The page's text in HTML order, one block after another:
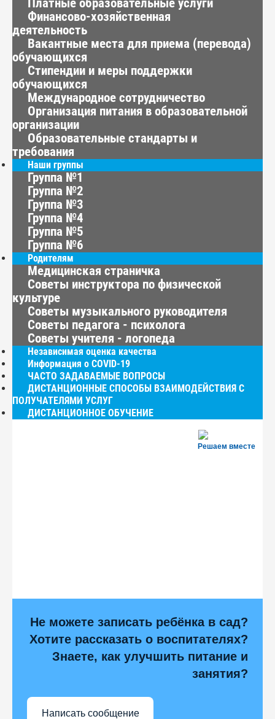
Платные образовательные услуги
Финансово-хозяйственная
деятельность
Вакантные места для приема (перевода)
обучающихся
Стипендии и меры поддержки
обучающихся
Международное сотрудничество
Организация питания в образовательной
организации
Образовательные стандарты и
требования
Наши группы
Группа №1
Группа №2
Группа №3
Группа №4
Группа №5
Группа №6
Родителям
Медицинская страничка
Советы инструктора по физической
культуре
Советы музыкального руководителя
Советы педагога - психолога
Советы учителя - логопеда
Независимая оценка качества
Информация о COVID-19
ЧАСТО ЗАДАВАЕМЫЕ ВОПРОСЫ
ДИСТАНЦИОННЫЕ СПОСОБЫ ВЗАИМОДЕЙСТВИЯ С
ПОЛУЧАТЕЛЯМИ УСЛУГ
ДИСТАНЦИОННОЕ ОБУЧЕНИЕ
Решаем вместе
Не можете записать ребёнка в сад?
Хотите рассказать о воспитателях?
Знаете, как улучшить питание и
занятия?
Написать сообщение